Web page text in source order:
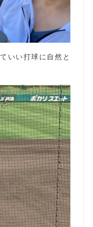
いい打球に自然と